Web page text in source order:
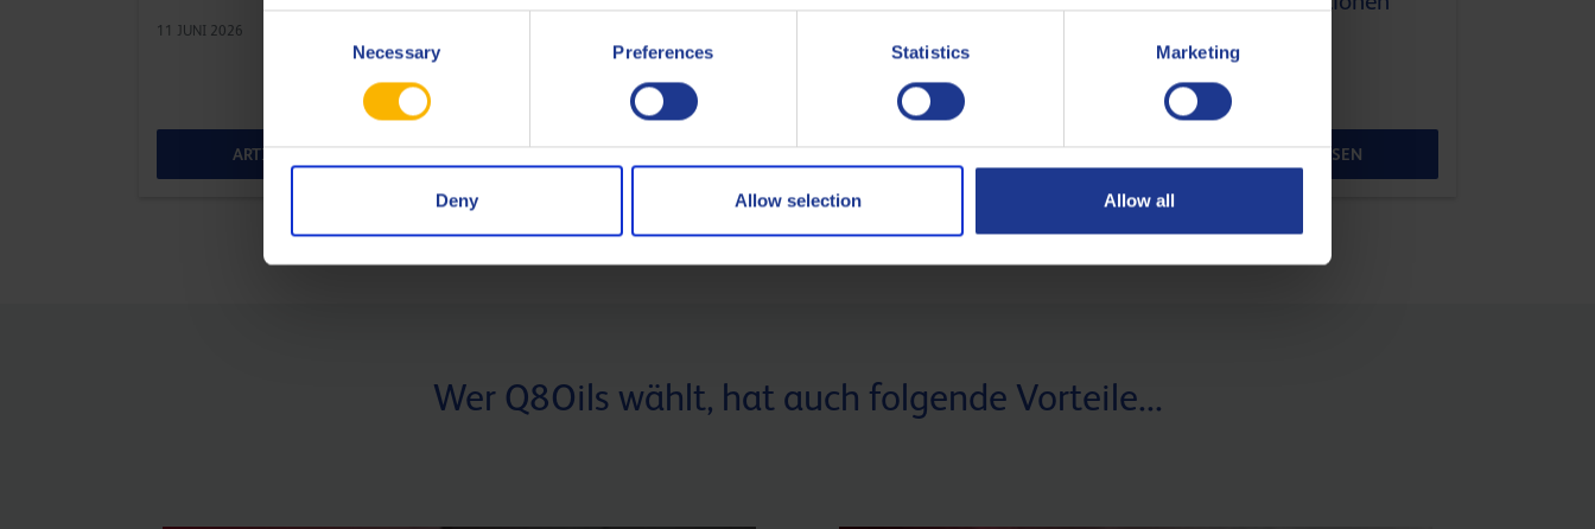
Necessary Preferences Statistics Marketing
Deny Allow selection Allow all
11 JUNI 2026
ARTIKEL LESEN
10 SEPTEMBER 2025
ARTIKEL LESEN
Wer Q8Oils wählt, hat auch folgende Vorteile...